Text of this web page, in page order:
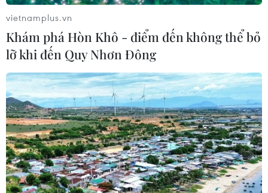
Lan
02/08/2026 22:40
Nhận định Việt Nam vs Indonesia:
Chờ kỳ tích ngay tại 'chảo lửa'
Pakansari
02/08/2026 14:04
HLV Kim Sang Sik: 'Tuyển Việt Nam
đặt mục tiêu giành 3 điểm ngay trên
sân Indonesia'
vietnamplus.vn
Khám phá Hòn Khô - điểm đến không thể bỏ
lỡ khi đến Quy Nhơn Đông